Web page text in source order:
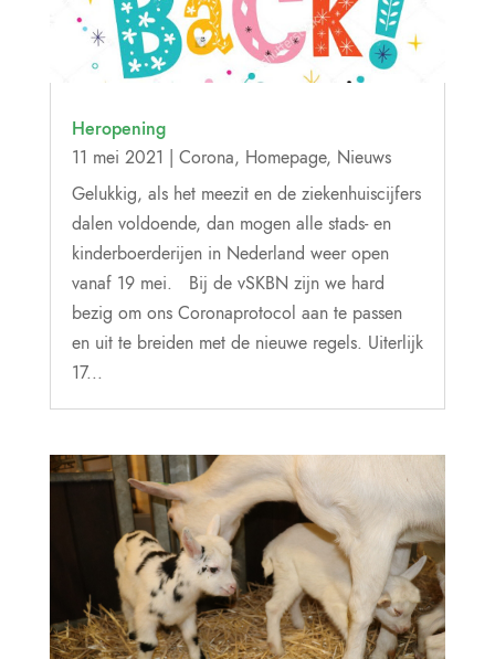
Heropening
11 mei 2021 | Corona, Homepage, Nieuws
Gelukkig, als het meezit en de ziekenhuiscijfers
dalen voldoende, dan mogen alle stads- en
kinderboerderijen in Nederland weer open
vanaf 19 mei. Bij de vSKBN zijn we hard
bezig om ons Coronaprotocol aan te passen
en uit te breiden met de nieuwe regels. Uiterlijk
17...